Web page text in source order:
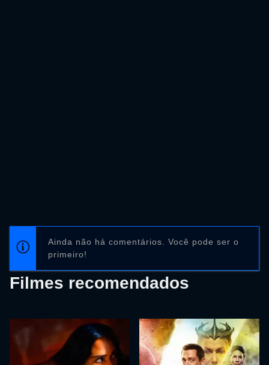
Ainda não há comentários. Você pode ser o
primeiro!
Filmes recomendados